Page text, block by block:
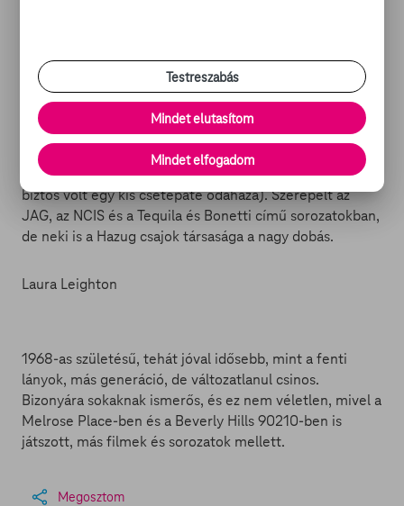
Troian Bellisario
Háromévesen már a XX. századi Drakula című filmben
serénykedett, de könnyű lehetett neki, filmproducer
szülőkkel (bár kilencen voltak gyerekek a családban,
biztos volt egy kis csetepaté odahaza). Szerepelt az
JAG, az NCIS és a Tequila és Bonetti című sorozatokban,
de neki is a Hazug csajok társasága a nagy dobás.
Laura Leighton
1968-as születésű, tehát jóval idősebb, mint a fenti
lányok, más generáció, de változatlanul csinos.
Bizonyára sokaknak ismerős, és ez nem véletlen, mivel a
Melrose Place-ben és a Beverly Hills 90210-ben is
játszott, más filmek és sorozatok mellett.
Megosztom
Testreszabás
Mindet elutasítom
Mindet elfogadom